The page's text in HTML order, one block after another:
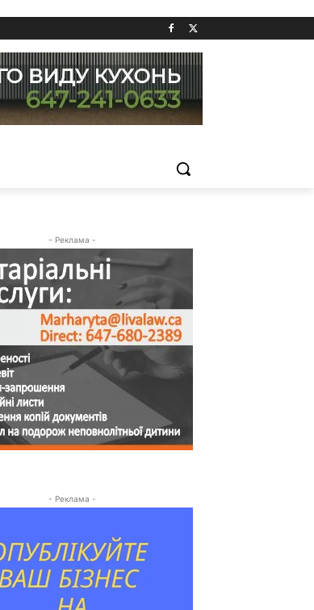
- Реклама -
- Реклама -